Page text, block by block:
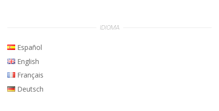
IDIOMA
Español
English
Français
Deutsch